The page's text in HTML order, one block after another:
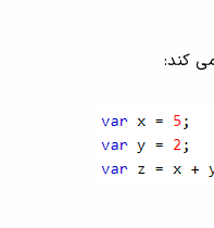
کند: